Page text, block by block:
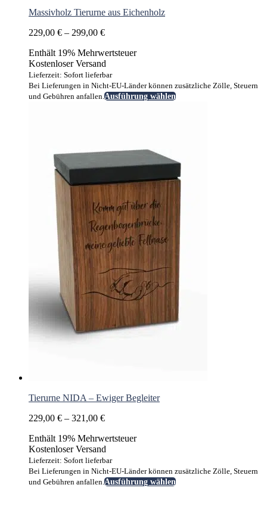
Massivholz Tierurne aus Eichenholz
229,00 € – 299,00 €Preisspanne:
bis
299,00 €
Enthält 19% Mehrwertsteuer
Kostenloser Versand
Lieferzeit: Sofort lieferbar
Bei Lieferungen in Nicht-EU-Länder können zusätzliche Zölle, Steuern
und Gebühren anfallen.Ausführung wählenDieses
Die
Optionen
können
auf
Tierurne NIDA – Ewiger Begleiter
229,00 € – 321,00 €Preisspanne:
bis
321,00 €
Enthält 19% Mehrwertsteuer
Kostenloser Versand
Lieferzeit: Sofort lieferbar
Bei Lieferungen in Nicht-EU-Länder können zusätzliche Zölle, Steuern
und Gebühren anfallen.Ausführung wählenDieses